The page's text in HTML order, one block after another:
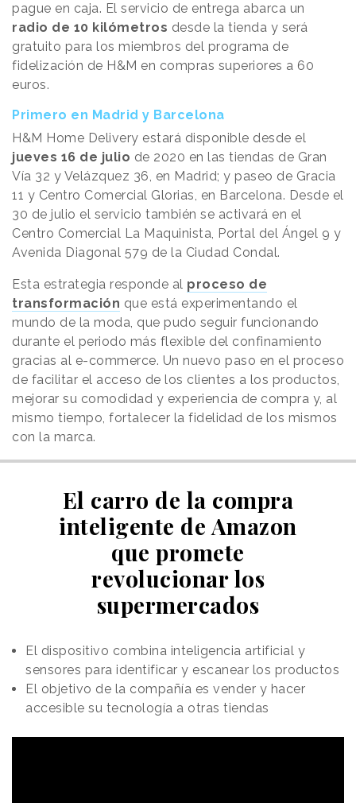
pague en caja. El servicio de entrega abarca un
radio de 10 kilómetros desde la tienda y será
gratuito para los miembros del programa de
fidelización de H&M en compras superiores a 60
euros.
Primero en Madrid y Barcelona
H&M Home Delivery estará disponible desde el
jueves 16 de julio de 2020 en las tiendas de Gran
Vía 32 y Velázquez 36, en Madrid; y paseo de Gracia
11 y Centro Comercial Glorias, en Barcelona. Desde el
30 de julio el servicio también se activará en el
Centro Comercial La Maquinista, Portal del Ángel 9 y
Avenida Diagonal 579 de la Ciudad Condal.
Esta estrategia responde al proceso de
transformación que está experimentando el
mundo de la moda, que pudo seguir funcionando
durante el periodo más flexible del confinamiento
gracias al e-commerce. Un nuevo paso en el proceso
de facilitar el acceso de los clientes a los productos,
mejorar su comodidad y experiencia de compra y, al
mismo tiempo, fortalecer la fidelidad de los mismos
con la marca.
El carro de la compra
inteligente de Amazon
que promete
revolucionar los
supermercados
El dispositivo combina inteligencia artificial y
sensores para identificar y escanear los productos
El objetivo de la compañía es vender y hacer
accesible su tecnología a otras tiendas